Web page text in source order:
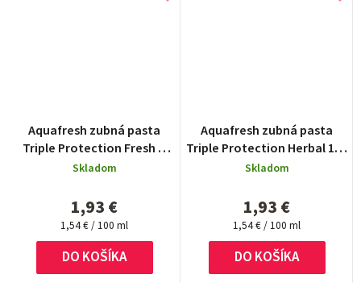
Aquafresh zubná pasta
Triple Protection Fresh &
Minty tuba 125 ml
Skladom
1,93 €
Jednotková
cena:
1,54 € / 100 ml
DO KOŠÍKA
Aquafresh zubná pasta
Triple Protection Herbal 125
ml
Skladom
1,93 €
Jednotková
cena:
1,54 € / 100 ml
DO KOŠÍKA